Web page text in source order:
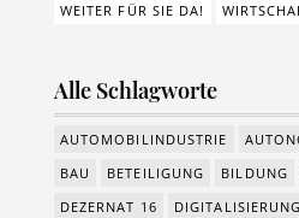
WEITER FÜR SIE DA!
Alle Schlagworte
AUTOMOBILINDUSTRIE
BAU
BETEILIGUNG BILDUNG
DEZERNAT 16
DIGITALISIERUNG